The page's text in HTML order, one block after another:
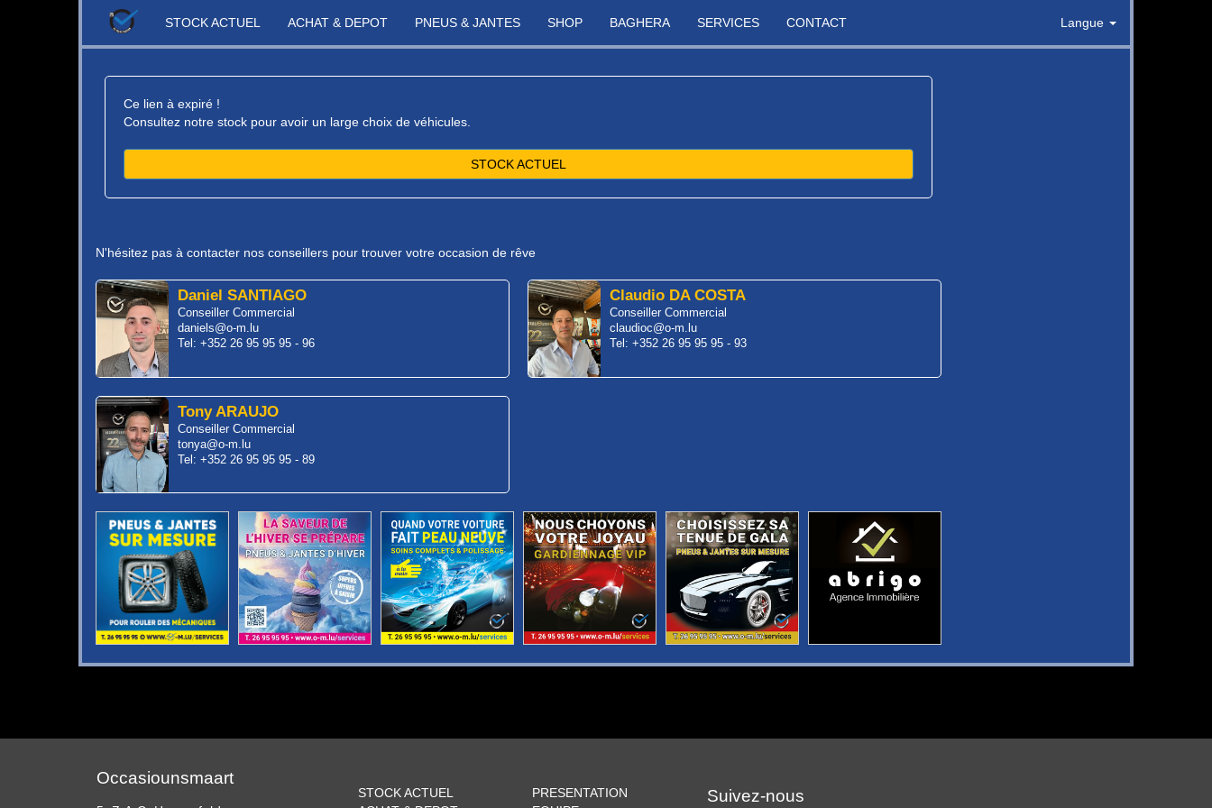
STOCK ACTUEL ACHAT & DEPOT PNEUS & JANTES SHOP BAGHERA SERVICES CONTACT Langue
Ce lien à expiré !
Consultez notre stock pour avoir un large choix de véhicules.
STOCK ACTUEL
N'hésitez pas à contacter nos conseillers pour trouver votre occasion de rêve
Daniel SANTIAGO
Conseiller Commercial
daniels@o-m.lu
Tel: +352 26 95 95 95 - 96
Claudio DA COSTA
Conseiller Commercial
claudioc@o-m.lu
Tel: +352 26 95 95 95 - 93
Tony ARAUJO
Conseiller Commercial
tonya@o-m.lu
Tel: +352 26 95 95 95 - 89
Occasiounsmaart
STOCK ACTUEL
PRESENTATION
Suivez-nous